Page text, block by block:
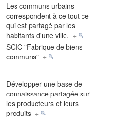
Les communs urbains
correspondent à ce tout ce
qui est partagé par les
habitants d'une ville. +
SCIC "Fabrique de biens
communs" +
Développer une base de
connaissance partagée sur
les producteurs et leurs
produits +